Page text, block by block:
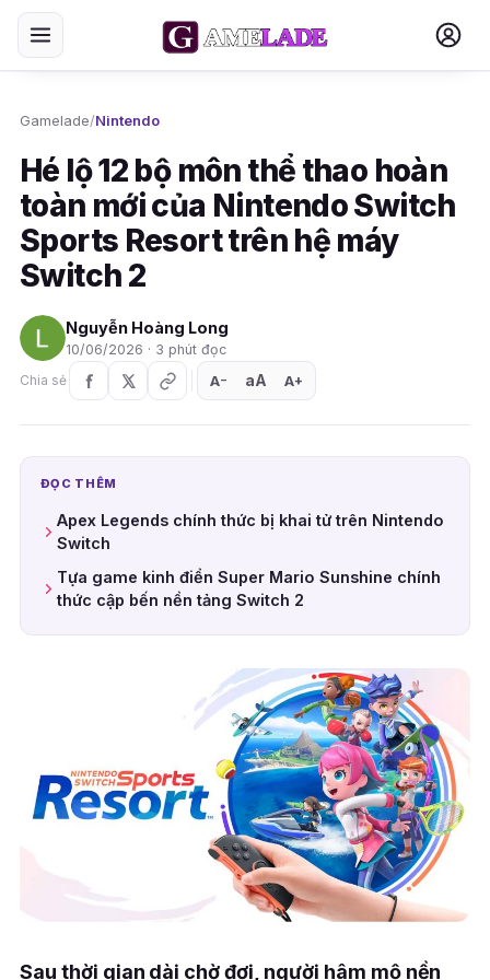
Gamelade/Nintendo
Hé lộ 12 bộ môn thể thao hoàn
toàn mới của Nintendo Switch
Sports Resort trên hệ máy
Switch 2
Nguyễn Hoàng Long
10/06/2026 · 3 phút đọc
Chia sẻ
A− aA A+
ĐỌC THÊM
Apex Legends chính thức bị khai tử trên Nintendo
Switch
Tựa game kinh điển Super Mario Sunshine chính
thức cập bến nền tảng Switch 2
Sau thời gian dài chờ đợi, người hâm mộ nền